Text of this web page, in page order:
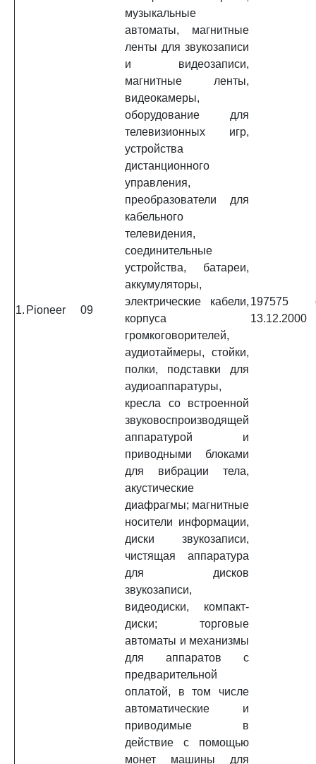
1. Pioneer 09
музыкальные
автоматы, магнитные
ленты для звукозаписи
и видеозаписи,
магнитные ленты,
видеокамеры,
оборудование для
телевизионных игр,
устройства
дистанционного
управления,
преобразователи для
кабельного
телевидения,
соединительные
устройства, батареи,
аккумуляторы,
электрические кабели,
корпуса
громкоговорителей,
аудиотаймеры, стойки,
полки, подставки для
аудиоаппаратуры,
кресла со встроенной
звуковоспроизводящей
аппаратурой и
приводными блоками
для вибрации тела,
акустические
диафрагмы; магнитные
носители информации,
диски звукозаписи,
чистящая аппаратура
для дисков
звукозаписи,
видеодиски, компакт-
диски; торговые
автоматы и механизмы
для аппаратов с
предварительной
оплатой, в том числе
автоматические и
приводимые в
действие с помощью
монет машины для
197575
13.12.2000